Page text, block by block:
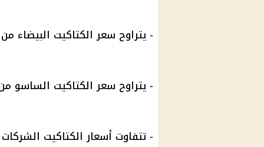
- يتراوح سعر الكتاكيت البيضاء من 8.5 إلى 9
- يتراوح سعر الكتاكيت الساسو من 9 إلى 10
- تتفاوت أسعارالكتاكيت الشركات